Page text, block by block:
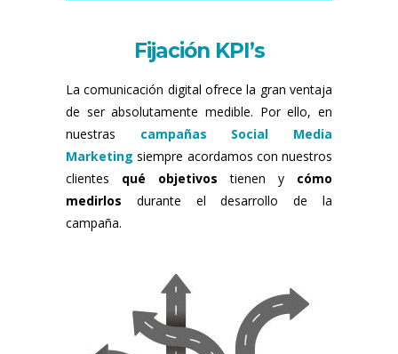
Fijación KPI’s
La comunicación digital ofrece la gran ventaja
de ser absolutamente medible. Por ello, en
nuestras campañas Social Media
Marketing siempre acordamos con nuestros
clientes qué objetivos tienen y cómo
medirlos durante el desarrollo de la
campaña.